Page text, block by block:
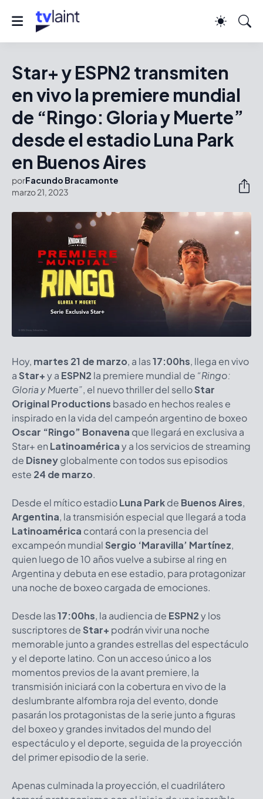
Star+ y ESPN2 transmiten
en vivo la premiere mundial
de “Ringo: Gloria y Muerte”
desde el estadio Luna Park
en Buenos Aires
porFacundo Bracamonte
marzo 21, 2023
Hoy, martes 21 de marzo, a las17:00hs, llega en vivo
a Star+y a ESPN2 la premiere mundial de “Ringo:
Gloria y Muerte”, el nuevo thriller del selloStar
Original Productions basado en hechos reales e
inspirado en la vida del campeón argentino de boxeo
Oscar “Ringo” Bonavena que llegará en exclusiva a
Star+ en Latinoaméricay a los servicios de streaming
de Disneyglobalmente con todos sus episodios
este 24 de marzo.
Desde el mítico estadioLuna Parkde Buenos Aires,
Argentina, la transmisión especial que llegará a toda
Latinoamérica contará con la presencia del
excampeón mundial Sergio ‘Maravilla’ Martínez,
quien luego de 10 años vuelve a subirse al ring en
Argentina y debuta en ese estadio, para protagonizar
una noche de boxeo cargada de emociones.
Desde las17:00hs, la audiencia de ESPN2y los
suscriptores de Star+ podrán vivir una noche
memorable junto a grandes estrellas del espectáculo
y el deporte latino. Con un acceso único a los
momentos previos de la avant premiere, la
transmisión iniciará con la cobertura en vivo de la
deslumbrante alfombra roja del evento, donde
pasarán los protagonistas de la serie junto a figuras
del boxeo y grandes invitados del mundo del
espectáculo y el deporte, seguida de la proyección
del primer episodio de la serie.
Apenas culminada la proyección, el cuadrilátero